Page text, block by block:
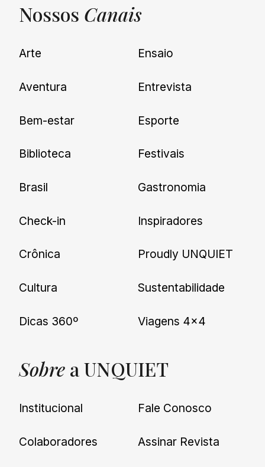
UNQUIET
Newsletter
nossas novidades.
Nossos Canais
Arte
Aventura
Bem-estar
Biblioteca
Brasil
Check-in
Crônica
Cultura
Dicas 360º
Ensaio
Entrevista
Esporte
Festivais
Gastronomia
Inspiradores
Proudly UNQUIET
Sustentabilidade
Viagens 4×4
Sobre a UNQUIET
Institucional
Colaboradores
Fale Conosco
Assinar Revista